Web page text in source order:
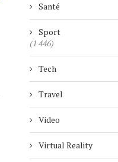
Santé
Sport
(1 446)
Tech
Travel
Video
Virtual Reality